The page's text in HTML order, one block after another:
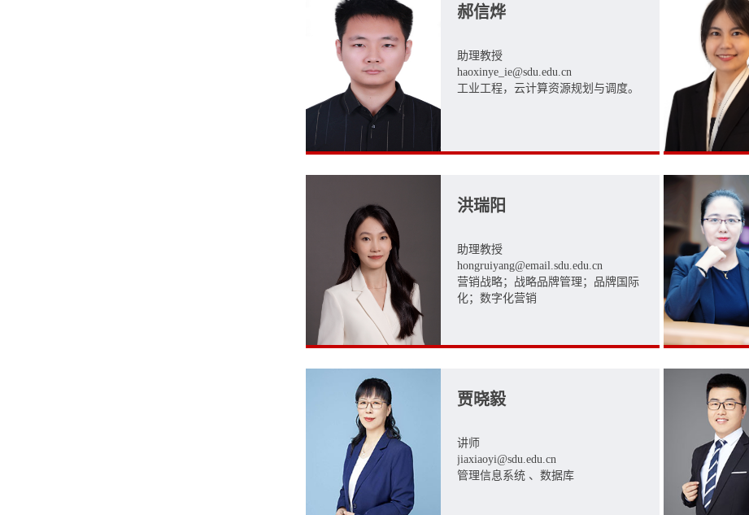
郝信烨
助理教授
haoxinye_ie@sdu.edu.cn
工业工程，云计算资源规划与调度。
洪瑞阳
助理教授
hongruiyang@email.sdu.edu.cn
营销战略；战略品牌管理；品牌国际
化；数字化营销
贾晓毅
讲师
jiaxiaoyi@sdu.edu.cn
管理信息系统 、数据库